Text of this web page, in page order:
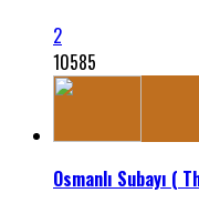
2
10585
Osmanlı Subayı (